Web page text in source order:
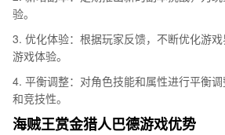
验。
3. 优化体验：根据玩家反馈，不断优化游
游戏体验。
4. 平衡调整：对角色技能和属性进行平衡
和竞技性。
海贼王赏金猎人巴德游戏优势